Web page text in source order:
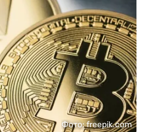
Фото: freepik.com